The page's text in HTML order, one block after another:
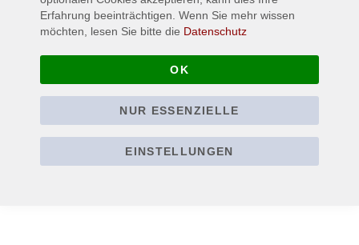
Erfahrung beeinträchtigen. Wenn Sie mehr wissen
möchten, lesen Sie bitte die Datenschutz
OK
NUR ESSENZIELLE
EINSTELLUNGEN